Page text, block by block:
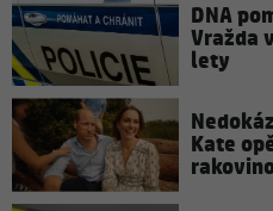
DNA
Vražda
lety
Kate